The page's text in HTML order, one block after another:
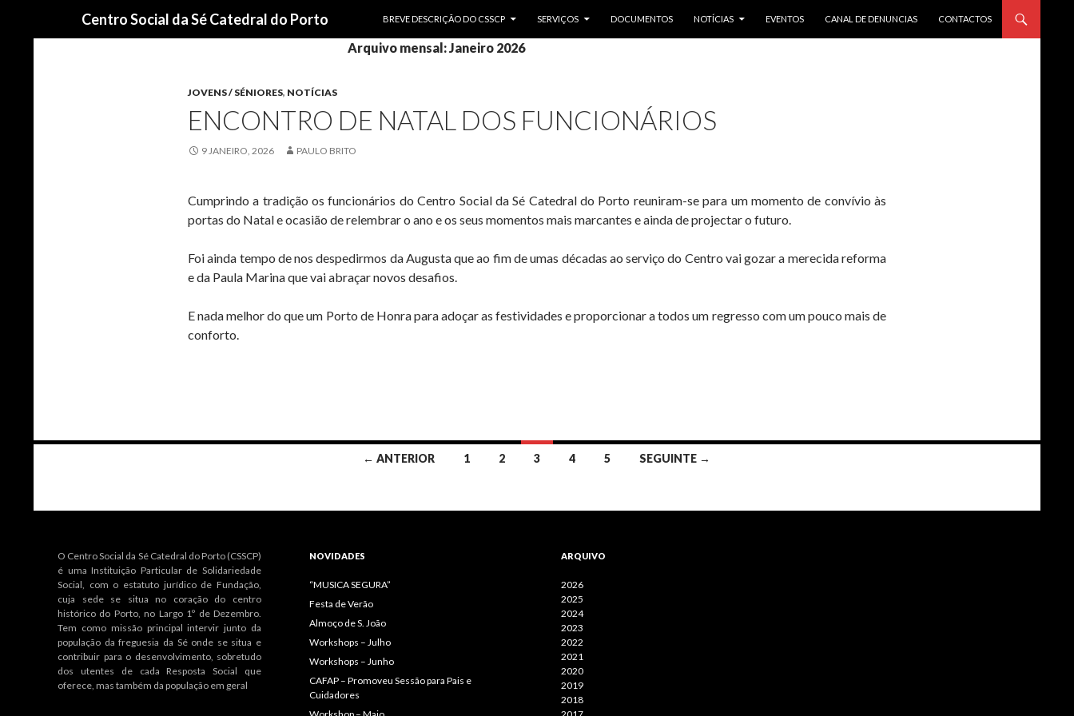
Centro Social da Sé Catedral do Porto
BREVE DESCRIÇÃO DO CSSCP
SERVIÇOS DOCUMENTOS NOTÍCIAS EVENTOS CANAL DE DENUNCIAS CONTACTOS
Arquivo mensal: Janeiro 2026
JOVENS / SÉNIORES, NOTÍCIAS
ENCONTRO DE NATAL DOS FUNCIONÁRIOS
9 JANEIRO, 2026 PAULO BRITO
Cumprindo a tradição os funcionários do Centro Social da Sé Catedral do Porto reuniram-se para um momento de convívio às
portas do Natal e ocasião de relembrar o ano e os seus momentos mais marcantes e ainda de projectar o futuro.
Foi ainda tempo de nos despedirmos da Augusta que ao fim de umas décadas ao serviço do Centro vai gozar a merecida reforma
e da Paula Marina que vai abraçar novos desafios.
E nada melhor do que um Porto de Honra para adoçar as festividades e proporcionar a todos um regresso com um pouco mais de
conforto.
artigos
← ANTERIOR 1 2 3 4 5 SEGUINTE →
O Centro Social da Sé Catedral do Porto (CSSCP)
é uma Instituição Particular de Solidariedade
Social, com o estatuto jurídico de Fundação,
cuja sede se situa no coração do centro
histórico do Porto, no Largo 1º de Dezembro.
Tem como missão principal intervir junto da
população da freguesia da Sé onde se situa e
contribuir para o desenvolvimento, sobretudo
dos utentes de cada Resposta Social que
oferece, mas também da população em geral
NOVIDADES
“MUSICA SEGURA”
Festa de Verão
Almoço de S. João
Workshops – Julho
Workshops – Junho
CAFAP – Promoveu Sessão para Pais e
Cuidadores
ARQUIVO
2026
2025
2024
2023
2022
2021
2020
2019
2018